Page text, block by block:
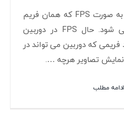
فریم ریت یا نرخ فریم به صورت FPS که همان فریم
بر ثانیه است بیان می شود. حال FPS در دوربین
که دوربین می تواند در
نمایش تصاویر هرچه ….
ادامه مطلب